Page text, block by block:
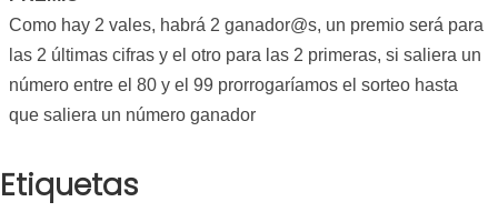
Como hay 2 vales, habrá 2 ganador@s, un premio será para
las 2 últimas cifras y el otro para las 2 primeras, si saliera un
número entre el 80 y el 99 prorrogaríamos el sorteo hasta
que saliera un número ganador
Etiquetas